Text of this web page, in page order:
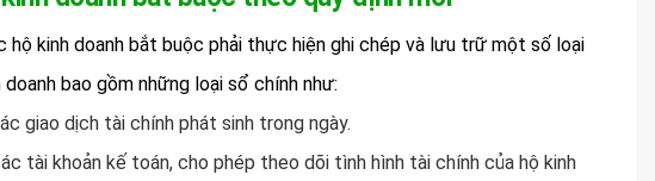
hộ kinh doanh bắt buộc phải thực hiện ghi chép và lưu trữ một số loại
bao gồm những loại sổ chính như:
giao dịch tài chính phát sinh trong ngày.
tài khoản kế toán, cho phép theo dõi tình hình tài chính của hộ kinh